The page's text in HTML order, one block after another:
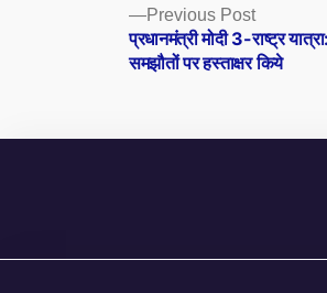
Posts
navigation
Previous PostPrevious
post:
प्रधानमंत्री मोदी 3-राष्ट्र
समझौतों पर हस्ताक्षर किये